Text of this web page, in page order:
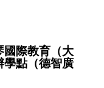
國際教育（大
點（德智廣